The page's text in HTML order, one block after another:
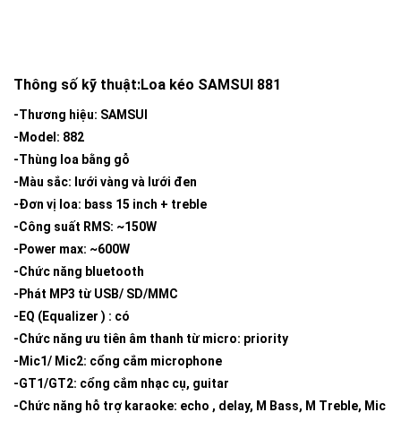
Thông số kỹ thuật:Loa kéo SAMSUI 881
-Thương hiệu: SAMSUI
-Model: 882
-Thùng loa bằng gỗ
-Màu sắc: lưới vàng và lưới đen
-Đơn vị loa: bass 15 inch + treble
-Công suất RMS: ~150W
-Power max: ~600W
-Chức năng bluetooth
-Phát MP3 từ USB/ SD/MMC
-EQ (Equalizer ) : có
-Chức năng ưu tiên âm thanh từ micro: priority
-Mic1/ Mic2: cổng cắm microphone
-GT1/GT2: cổng cắm nhạc cụ, guitar
-Chức năng hỗ trợ karaoke: echo , delay, M Bass, M Treble, Mic